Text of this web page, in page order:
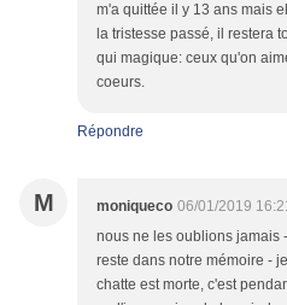
m'a quittée il y 13 ans mais
la tristesse passé, il restera
qui magique: ceux qu'on
coeurs.
Répondre
M moniqueco 06/01/2019
nous ne les oublions jamais
reste dans notre mémoire -
chatte est morte, c'est